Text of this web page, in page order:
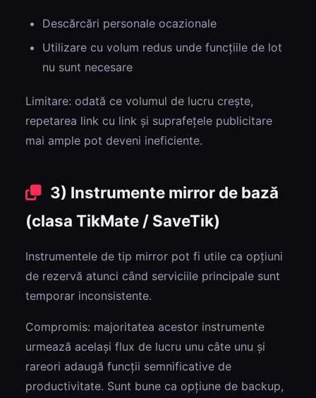
Descărcări personale ocazionale
Utilizare cu volum redus unde funcțiile de lot
nu sunt necesare
Limitare: odată ce volumul de lucru crește,
repetarea link cu link și suprafețele publicitare
mai ample pot deveni ineficiente.
3) Instrumente mirror de bază
(clasa TikMate / SaveTik)
Instrumentele de tip mirror pot fi utile ca opțiuni
de rezervă atunci când serviciile principale sunt
temporar inconsistente.
Compromis: majoritatea acestor instrumente
urmează același flux de lucru unu câte unu și
rareori adaugă funcții semnificative de
productivitate. Sunt bune ca opțiune de backup,